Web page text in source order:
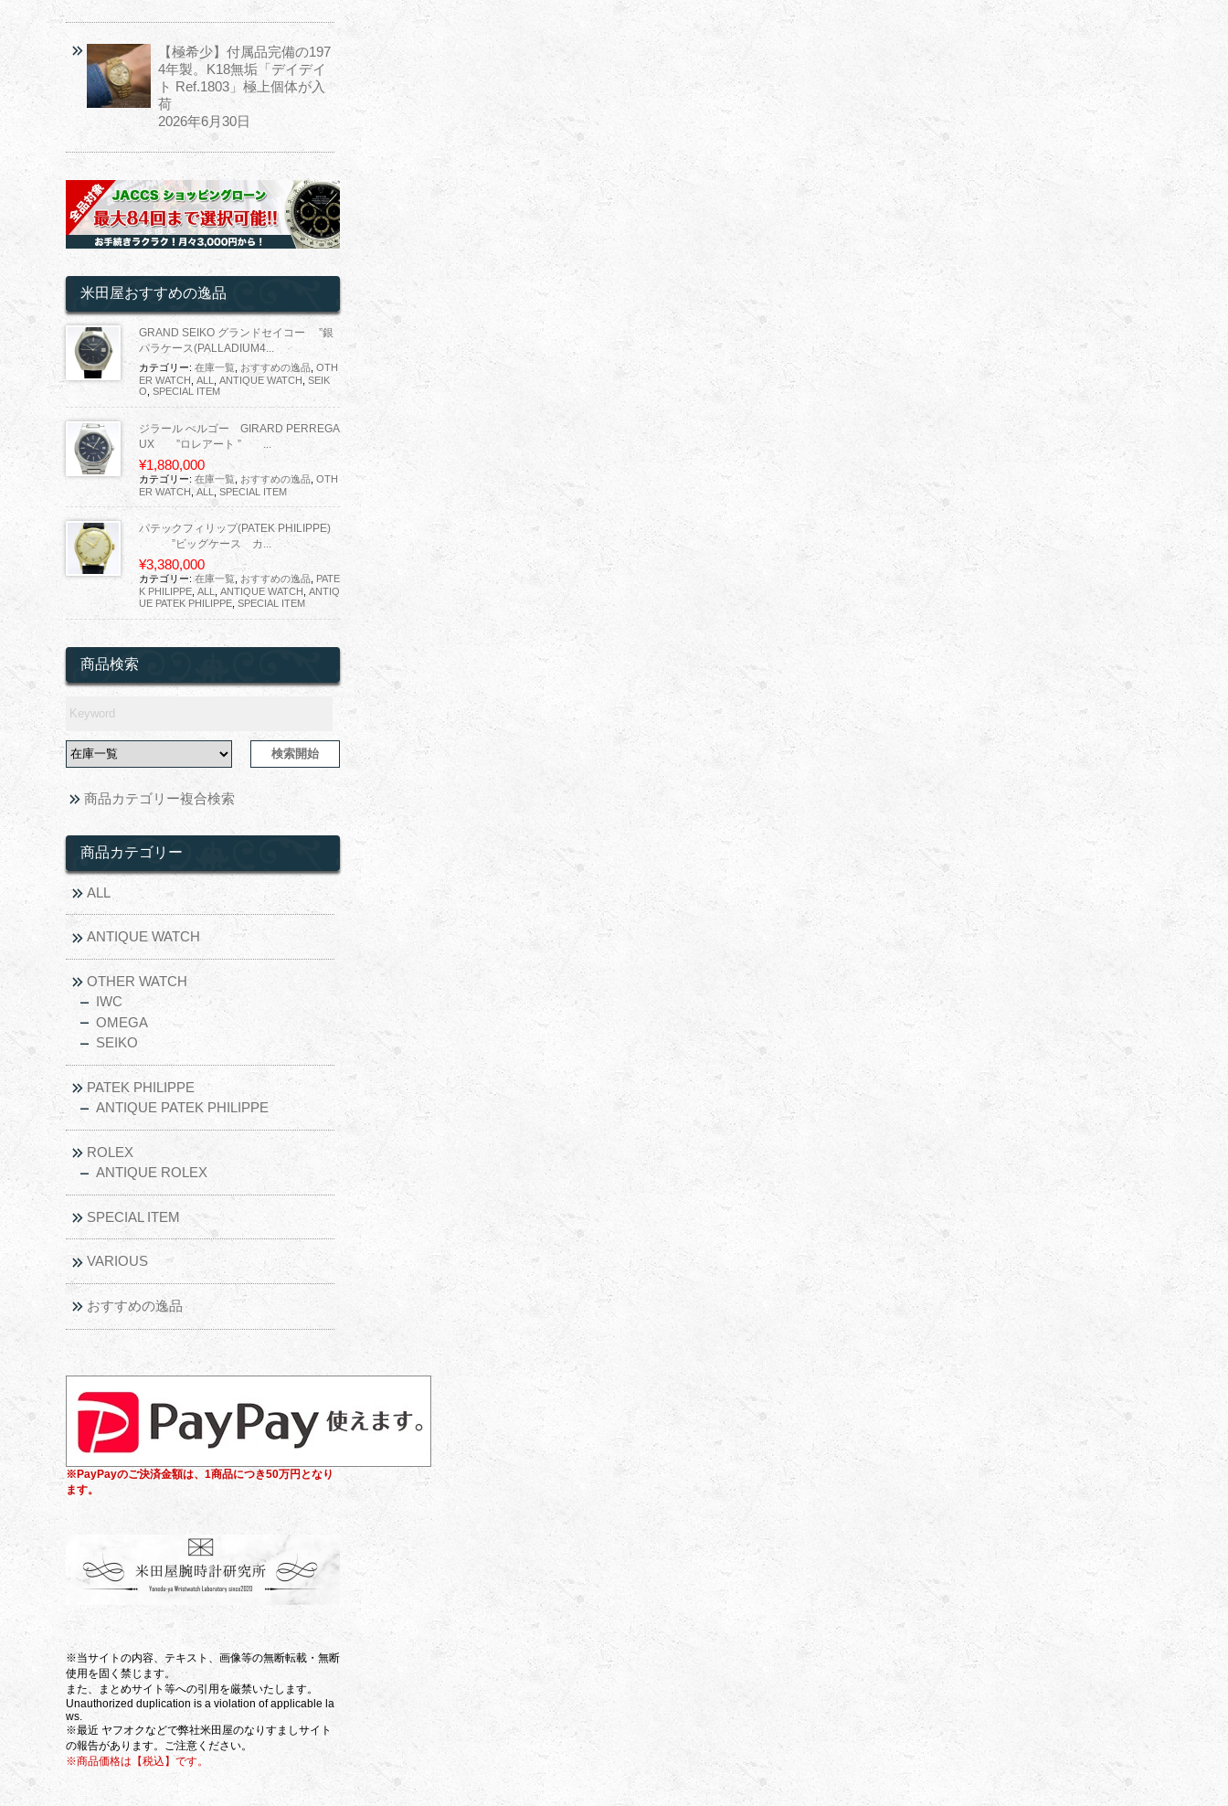
【極希少】付属品完備の197
4年製。K18無垢「デイデイ
ト Ref.1803」極上個体が入
荷
2026年6月30日
米田屋おすすめの逸品
GRAND SEIKO グランドセイコー ”銀
パラケース(PALLADIUM4...
カテゴリー: 在庫一覧 おすすめの逸品 OTH
ER WATCH ALL ANTIQUE WATCH SEIK
O SPECIAL ITEM
ジラール ぺルゴー GIRARD PERREGA
UX ”ロレアート ” ...
¥1,880,000
カテゴリー: 在庫一覧 おすすめの逸品 OTH
ER WATCH ALL SPECIAL ITEM
パテックフィリップ(PATEK PHILIPPE)
”ビッグケース カ...
¥3,380,000
カテゴリー:在庫一覧 おすすめの逸品
PATE
K PHILIPPE ALL ANTIQUE WATCH
ANTIQ
UE PATEK PHILIPPE SPECIAL ITEM
商品検索
商品カテゴリー複合検索
商品カテゴリー
ALL
ANTIQUE WATCH
OTHER WATCH
IWC
OMEGA
SEIKO
PATEK PHILIPPE
ANTIQUE PATEK PHILIPPE
ROLEX
ANTIQUE ROLEX
SPECIAL ITEM
VARIOUS
おすすめの逸品
※PayPayのご決済金額は、1商品につき50万円となり
ます。
※当サイトの内容、テキスト、画像等の無断転載・無断
使用を固く禁じます。
また、まとめサイト等への引用を厳禁いたします。
Unauthorized duplication is a violation of applicable la
ws.
※最近 ヤフオクなどで弊社米田屋のなりすましサイト
の報告があります。ご注意ください。
※商品価格は【税込】です。